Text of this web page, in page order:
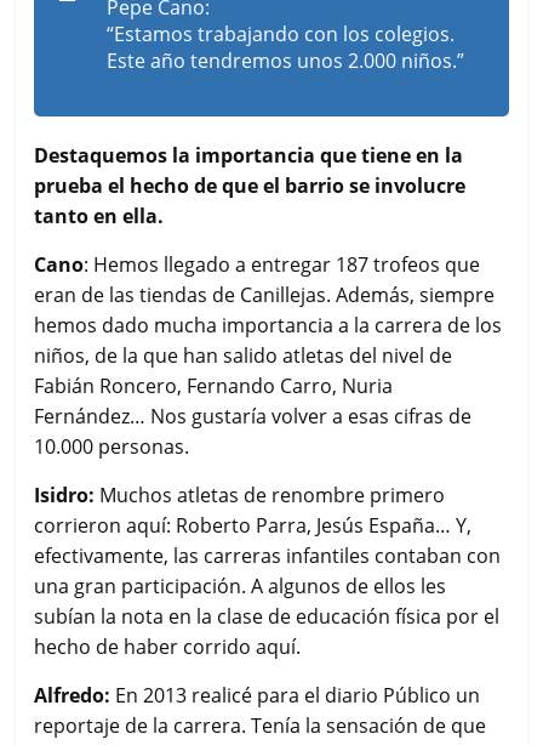
Pepe Cano:
“Estamos trabajando con los colegios.
Este año tendremos unos 2.000 niños.”
Destaquemos la importancia que tiene en la
prueba el hecho de que el barrio se involucre
tanto en ella.
Cano: Hemos llegado a entregar 187 trofeos que
eran de las tiendas de Canillejas. Además, siempre
hemos dado mucha importancia a la carrera de los
niños, de la que han salido atletas del nivel de
Fabián Roncero, Fernando Carro, Nuria
Fernández… Nos gustaría volver a esas cifras de
10.000 personas.
Isidro: Muchos atletas de renombre primero
corrieron aquí: Roberto Parra, Jesús España… Y,
efectivamente, las carreras infantiles contaban con
una gran participación. A algunos de ellos les
subían la nota en la clase de educación física por el
hecho de haber corrido aquí.
Alfredo: En 2013 realicé para el diario Público un
reportaje de la carrera. Tenía la sensación de que